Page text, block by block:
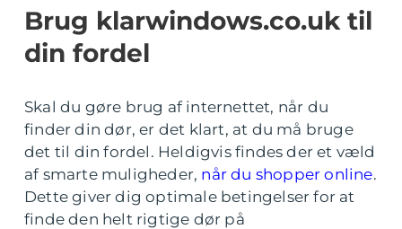
Brug klarwindows.co.uk til
din fordel
Skal du gøre brug af internettet, når du
finder din dør, er det klart, at du må bruge
det til din fordel. Heldigvis findes der et væld
af smarte muligheder, når du shopper online.
Dette giver dig optimale betingelser for at
finde den helt rigtige dør på